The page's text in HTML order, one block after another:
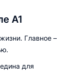
А1
Главное –
для